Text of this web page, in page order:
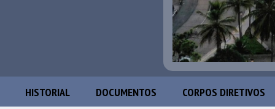
HISTORIAL DOCUMENTOS CORPOS DIRETIVOS